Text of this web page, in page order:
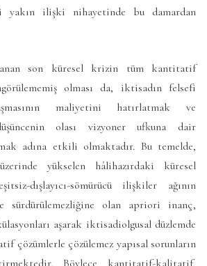
yakın ilişki nihayetinde bu damardan
son küresel krizin tüm kantitatif
olması da, iktisadın felsefi
maliyetini hatırlatmak ve
olası vizyoner ufkuna dair
adına etkili olmaktadır. Bu temelde,
yükselen hâlihazırdaki küresel
dışlayıcı-sömürücü ilişkiler ağının
sürdürülemezliğine olan apriori inanç,
aşarak iktisadiolgusal düzlemde
çözümlerle çözülemez yapısal sorunların